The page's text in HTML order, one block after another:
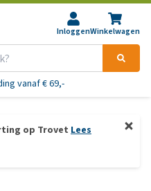
InloggenWinkelwagen
vanaf € 69,-
op Trovet Lees